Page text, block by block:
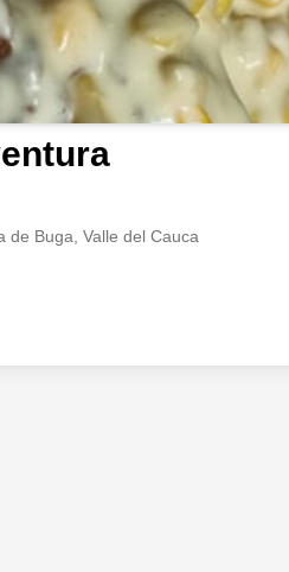
de Buga, Valle del Cauca